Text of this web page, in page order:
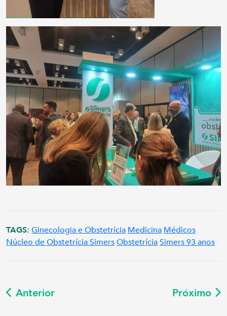
TAGS: Ginecologia e Obstetrícia Medicina Médicos
Núcleo de Obstetrícia SimersObstetríciaSimers 93 anos
Anterior Próximo